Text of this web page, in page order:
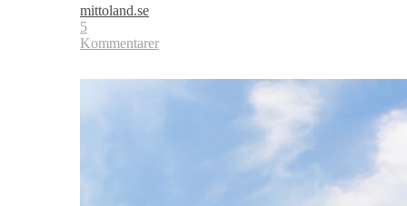
mittoland.se
5
Kommentarer